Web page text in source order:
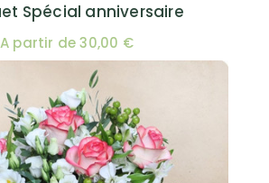
Spécial anniversaire
A partir de 30,00 €